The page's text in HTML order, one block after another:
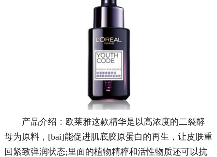
产品介绍：欧莱雅这款精华是以高浓度的二裂酵
母为原料，[bai]能促进肌底胶原蛋白的再生，让皮肤重
回紧致弹润状态;里面的植物精粹和活性物质还可以抗